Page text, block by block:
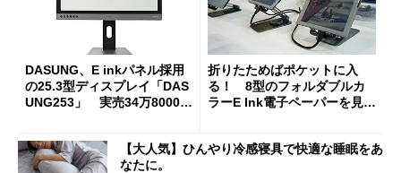
DASUNG、E inkパネル採用
の25.3型ディスプレイ「DAS
UNG253」 実売34万8000円
折りたためばポケットに入
る！ 8型のフォルダブルカ
ラーE Ink電子ペーパーを見て
【大人気】ひんやり冷感寝具で快適な睡眠をあ
なたに。